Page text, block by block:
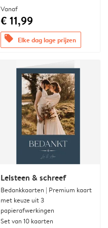
Vanaf
€ 11,99
offers Elke dag lage prijzen
Leisteen & schreef
Bedankkaarten | Premium kaart
met keuze uit 3
papierafwerkingen
Set van 10 kaarten